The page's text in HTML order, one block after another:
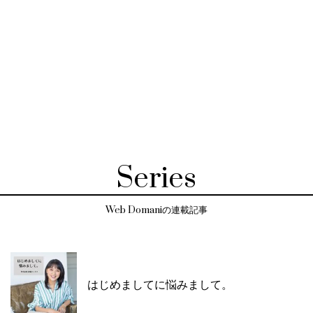
Series
Web Domaniの連載記事
はじめましてに悩みまして。